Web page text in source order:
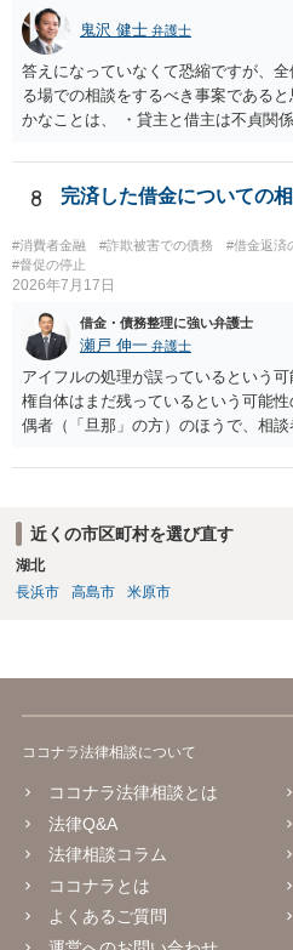
鬼沢 健士 弁護士
答えになっていなくて恐縮ですが、
る場での相談をするべき事案である
かなことは、 ・貸主と借主は不貞関
想されるのは、 ・もらったものだ ・
給付ではない でしょう。 書かれた
るといえそうなものはありませんで
らといって不法原因給付になるわけで
をしたくてお金を払ってお願いしてい
8 完済した借金についての
#消費者金融 #詐欺被害での債務 #借金返済
#督促の停止
2026年7月17日
借金・債務整理に強い弁護士
瀬戸 伸一 弁護士
アイフルの処理が誤っているという
権自体はまだ残っているという可能
偶者（「旦那」の方）のほうで、相
援用という方法も取れる可能性があ
せない事情もあるかもしれないので
いかもしれません。 配偶者の債務が
務を相談者様が相続するという状態に
てからの方法もありますが）ため、相
近くの市区町村を選び直す
湖北
長浜市
高島市 米原市
ココナラ法律相談について
ココナラ法律相談とは
法律Q&A
法律相談コラム
ココナラとは
よくあるご質問